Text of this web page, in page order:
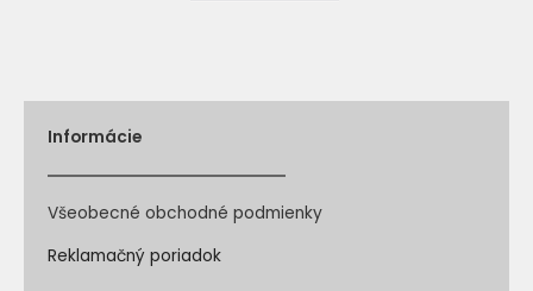
Informácie
Všeobecné obchodné podmienky
Reklamačný poriadok